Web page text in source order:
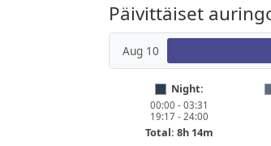
Päivittäiset
Aug 10
Night:
00:00 - 03:31
19:17 - 24:00
Total: 8h 14m